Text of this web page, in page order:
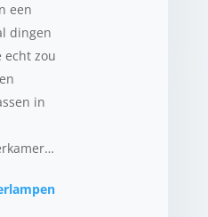
een
dingen
echt zou
in